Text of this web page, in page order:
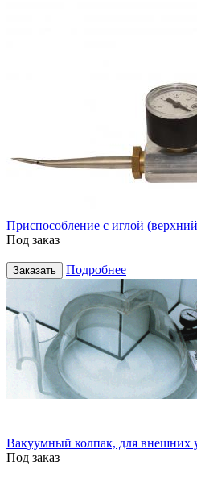
Приспособление с иглой
Под заказ
Заказать Подробнее
Вакуумный колпак, для внешних
Под заказ